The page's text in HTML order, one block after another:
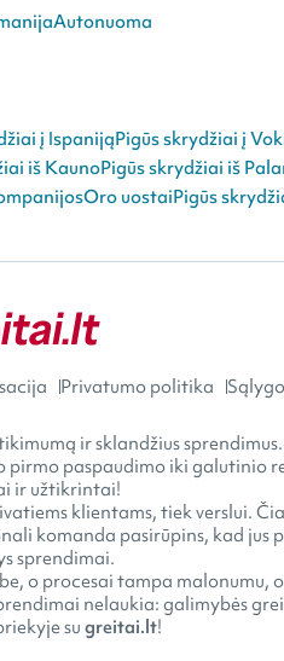
Autonuoma
į IspanijąPigūs skrydžiai į
iš KaunoPigūs skrydžiai iš
Oro uostaiPigūs
Privatumo politika
ir sklandžius
paspaudimo iki galutinio
ir užtikrintai!
klientams, tiek verslui.
komanda pasirūpins, kad jus
sprendimai.
o procesai tampa malonumu,
nelaukia: galimybės
sugreitai.lt!